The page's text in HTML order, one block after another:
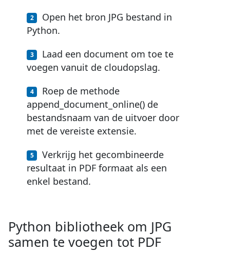
Open het bron JPG bestand in
Python.
Laad een document om toe te
voegen vanuit de cloudopslag.
Roep de methode
append_document_online() de
bestandsnaam van de uitvoer door
met de vereiste extensie.
Verkrijg het gecombineerde
resultaat in PDF formaat als een
enkel bestand.
Python bibliotheek om JPG
samen te voegen tot PDF